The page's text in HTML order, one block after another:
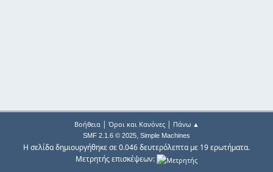
Βοήθεια| Όροι και Κανόνες| Πάνω ▲
SMF 2.1.6 © 2025, Simple Machines
Η σελίδα δημιουργήθηκε σε 0.046 δευτερόλεπτα με 19 ερωτήματα.
Μετρητής επισκέψεων: